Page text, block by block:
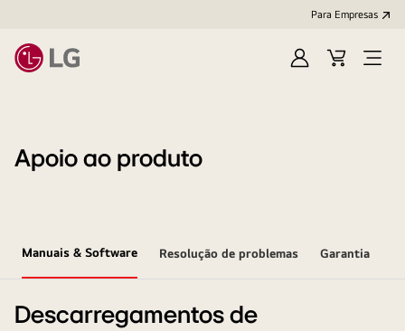
Para Empresas
IniciarCart
Open
Apoio ao produto
Manuais & Software Resolução de problemas Garantia
Descarregamentos de